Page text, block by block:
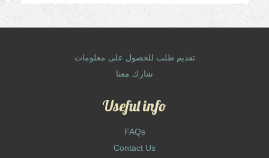
تقديم طلب للحصول على معلومات
شارك معنا
Useful info
FAQs
Contact Us